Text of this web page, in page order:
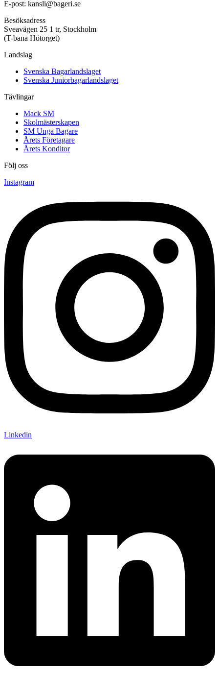
E-post: kansli@bageri.se
Besöksadress
Sveavägen 25 1 tr, Stockholm
(T-bana Hötorget)
Landslag
Svenska Bagarlandslaget
Svenska Juniorbagarlandslaget
Tävlingar
Mack SM
Skolmästerskapen
SM Unga Bagare
Årets Företagare
Årets Konditor
Följ oss
Instagram
Linkedin